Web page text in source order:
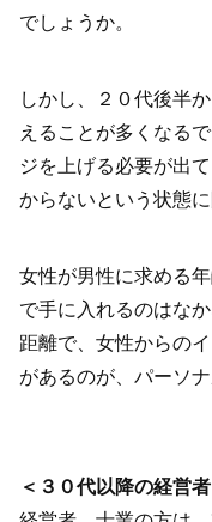
でしょうか。
しかし、２０代後半
えることが多くなる
ジを上げる必要が出
からないという状態に
女性が男性に求める
で手に入れるのはな
距離で、女性からの
があるのが、パーソ
＜３０代以降の経営